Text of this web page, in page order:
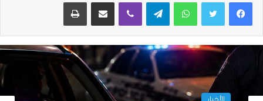
واتساب تيلقرام ڤايبر مشاركة عبر البريد طباعة
الأخبار